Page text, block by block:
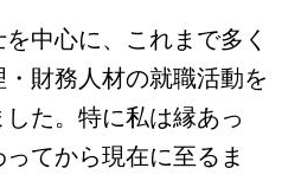
中心に、これまで多く
財務人材の就職活動を
た。特に私は縁あっ
てから現在に至るま